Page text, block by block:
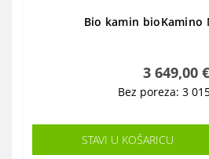
Bio kamin bioKamino
3 649,00 €
Bez poreza: 3
STAVI U KOŠARICU